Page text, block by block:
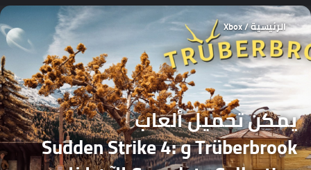
الرئيسية/
Xbox
يمكن تحميل ألعاب
Trüberbrook و Sudden Strike 4: